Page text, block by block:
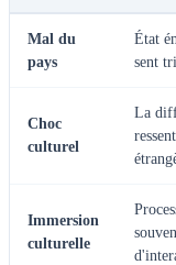
Mal du
pays
État
sent
Choc
culturel
La
Immersion
culturelle